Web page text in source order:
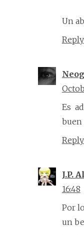
Un
Reply
Es
buen
Reply
J.P.
16:48
Por
un